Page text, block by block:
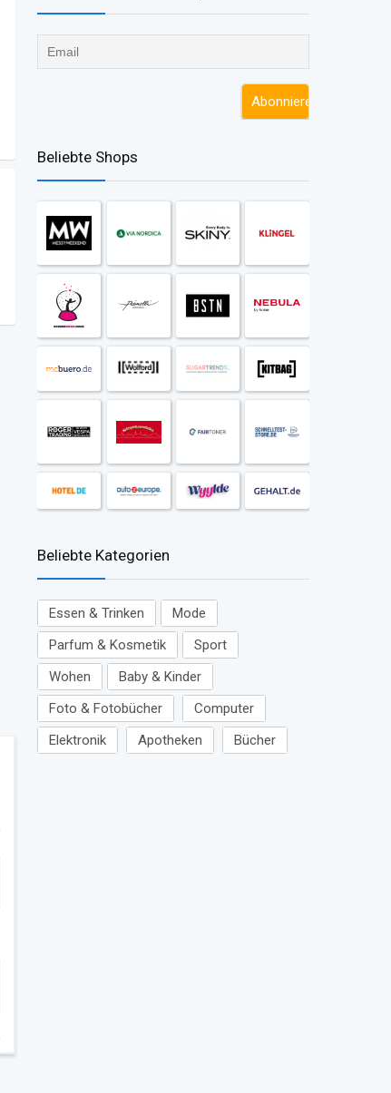
Beliebte Shops
Beliebte Kategorien
Essen & Trinken
Mode
Parfum & Kosmetik
Sport
Wohen
Baby & Kinder
Foto & Fotobücher
Computer
Elektronik
Apotheken Bücher